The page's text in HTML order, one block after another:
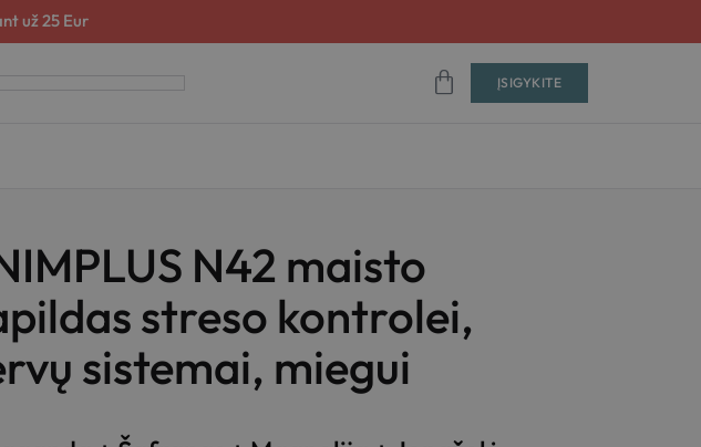
už 25 Eur
ĮSIGYKITE
N42 maisto
streso kontrolei,
sistemai, miegui